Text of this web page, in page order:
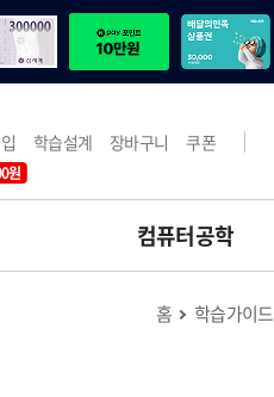
원
학습설계 장바구니 쿠폰
컴퓨터공학
홈 학습가이드